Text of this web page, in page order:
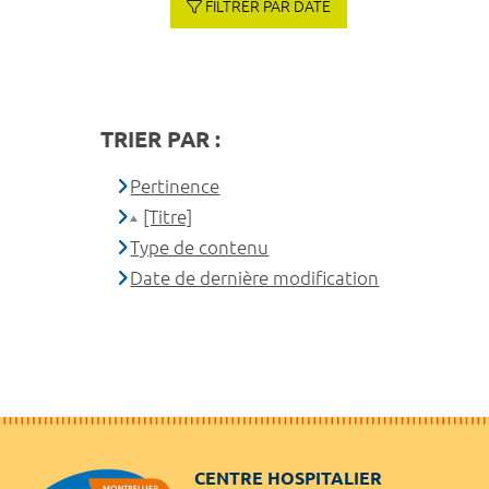
FILTRER PAR DATE
TRIER PAR :
Pertinence
[Titre]
Type de contenu
Date de dernière modification
CENTRE HOSPITALIER